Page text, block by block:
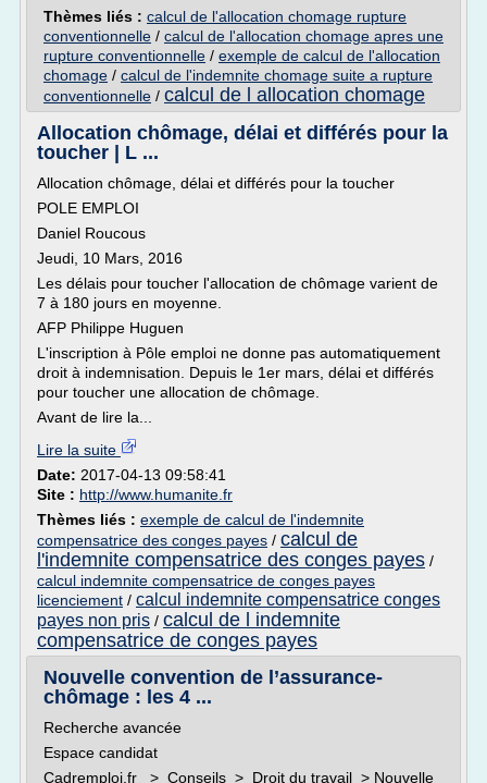
Thèmes liés : calcul de l'allocation chomage rupture
conventionnelle / calcul de l'allocation chomage apres une
rupture conventionnelle / exemple de calcul de l'allocation
chomage / calcul de l'indemnite chomage suite a rupture
conventionnelle / calcul de l allocation chomage
Allocation chômage, délai et différés pour la
toucher | L ...
Allocation chômage, délai et différés pour la toucher
POLE EMPLOI
Daniel Roucous
Jeudi, 10 Mars, 2016
Les délais pour toucher l'allocation de chômage varient de
7 à 180 jours en moyenne.
AFP Philippe Huguen
L'inscription à Pôle emploi ne donne pas automatiquement
droit à indemnisation. Depuis le 1er mars, délai et différés
pour toucher une allocation de chômage.
Avant de lire la...
Lire la suite
Date: 2017-04-13 09:58:41
Site : http://www.humanite.fr
Thèmes liés : exemple de calcul de l'indemnite
compensatrice des conges payes / calcul de
l'indemnite compensatrice des conges payes /
calcul indemnite compensatrice de conges payes
licenciement / calcul indemnite compensatrice conges
payes non pris / calcul de l indemnite
compensatrice de conges payes
Nouvelle convention de l’assurance-
chômage : les 4 ...
Recherche avancée
Espace candidat
Cadremploi.fr > Conseils > Droit du travail > Nouvelle